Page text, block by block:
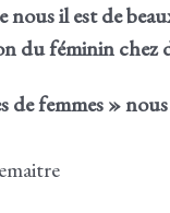
nous il est de
du féminin chez
de femmes »